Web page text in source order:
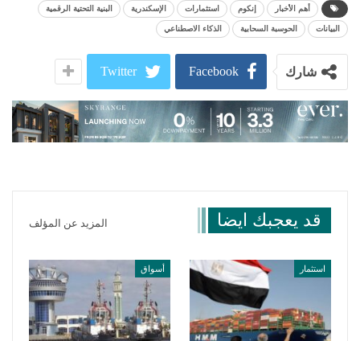
أهم الأخبار إنكوم استثمارات الإسكندرية البنية التحتية الرقمية
البيانات الحوسبة السحابية الذكاء الاصطناعي
شارك Facebook
Twitter
قد يعجبك ايضا المزيد عن المؤلف
استثمار أسواق